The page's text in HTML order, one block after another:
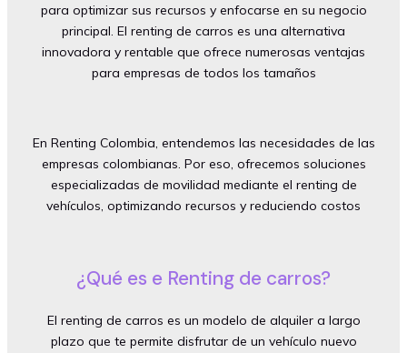
para optimizar sus recursos y enfocarse en su negocio
principal. El renting de carros es una alternativa
innovadora y rentable que ofrece numerosas ventajas
para empresas de todos los tamaños
En Renting Colombia, entendemos las necesidades de las
empresas colombianas. Por eso, ofrecemos soluciones
especializadas de movilidad mediante el renting de
vehículos, optimizando recursos y reduciendo costos
¿Qué es e Renting de carros?
El renting de carros es un modelo de alquiler a largo
plazo que te permite disfrutar de un vehículo nuevo